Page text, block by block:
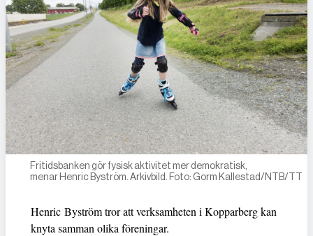
Fritidsbanken gör fysisk aktivitet mer demokratisk,
menar Henric Byström. Arkivbild. Foto: Gorm Kallestad/NTB/TT
Henric Byström tror att verksamheten i Kopparberg kan
knyta samman olika föreningar.